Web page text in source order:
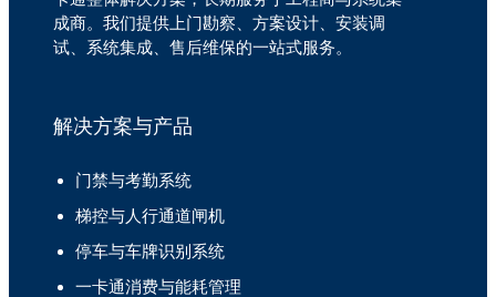
成商。我们提供上门勘察、方案设计、安装调
试、系统集成、售后维保的一站式服务。
解决方案与产品
门禁与考勤系统
梯控与人行通道闸机
停车与车牌识别系统
一卡通消费与能耗管理